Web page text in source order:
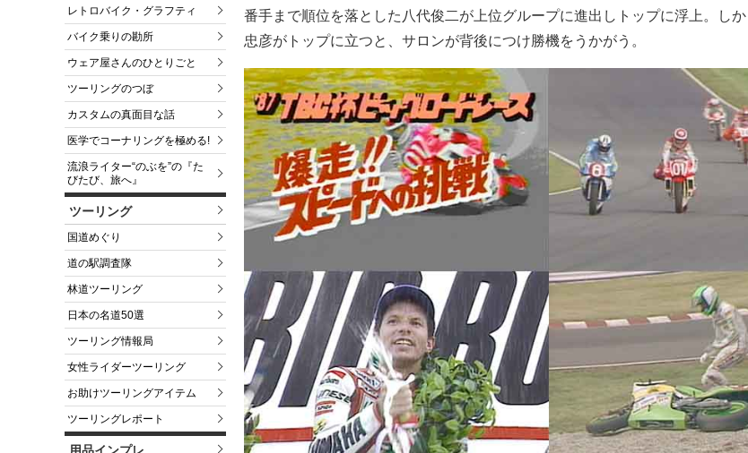
レトロバイク・グラフティ
バイク乗りの勘所
ウェア屋さんのひとりごと
ツーリングのつぼ
カスタムの真面目な話
医学でコーナリングを極める!
流浪ライター“のぶを”の『た
びたび、旅へ』
ツーリング
国道めぐり
道の駅調査隊
林道ツーリング
日本の名道50選
ツーリング情報局
女性ライダーツーリング
お助けツーリングアイテム
ツーリングレポート
番手まで順位を落とした八代俊二が上位グループに進出しトップに浮上。し
忠彦がトップに立つと、サロンが背後につけ勝機をうかがう。